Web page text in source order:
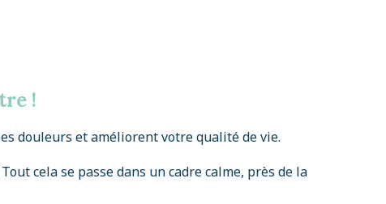
!
douleurs et améliorent votre qualité de vie.
cela se passe dans un cadre calme, près de la